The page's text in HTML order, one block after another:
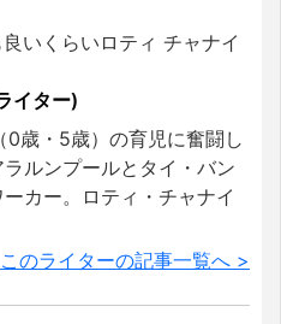
いくらいロティ チャナイ
イター)
歳・5歳）の育児に奮闘し
ルンプールとタイ・バン
カー。ロティ・チャナイ
このライターの記事一覧へ >